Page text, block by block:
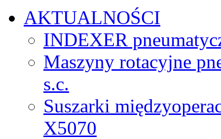
AKTUALNOŚCI
INDEXER
Maszyny rotacyjne
s.c.
Suszarki
X5070